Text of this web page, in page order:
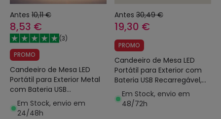
Antes 10,11 €
8,53 €
(3)
PROMO
Candeeiro de Mesa LED
Portátil para Exterior Metal
com Bateria USB
Recarregável Lendora
Em Stock, envio em
24/48h
Antes 30,49 €
19,30 €
PROMO
Candeeiro de Mesa LED
Portátil para Exterior com
Bateria USB Recarregável,
em Alumínio e Rattan
Medinilla
Em Stock, envio em
48/72h